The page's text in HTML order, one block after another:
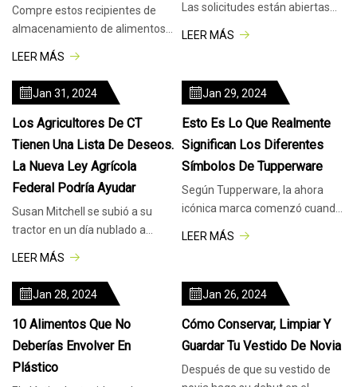
Compre estos recipientes de
almacenamiento de alimentos
para ayudar a prolongar la vida
LEER MÁS
Las solicitudes están abiertas
para WEkEO Hackathon 2023. El
LEER MÁS
Jan 31, 2024
Los Agricultores De CT
Tienen Una Lista De Deseos.
La Nueva Ley Agrícola
Federal Podría Ayudar
Susan Mitchell se subió a su
tractor en un día nublado a
principios de mayo para
LEER MÁS
Jan 29, 2024
Esto Es Lo Que Realmente
Significan Los Diferentes
Símbolos De Tupperware
Según Tupperware, la ahora
icónica marca comenzó cuando
un innovador
LEER MÁS
Jan 28, 2024
10 Alimentos Que No
Deberías Envolver En
Plástico
Jan 26, 2024
Cómo Conservar, Limpiar Y
Guardar Tu Vestido De Novia
Después de que su vestido de